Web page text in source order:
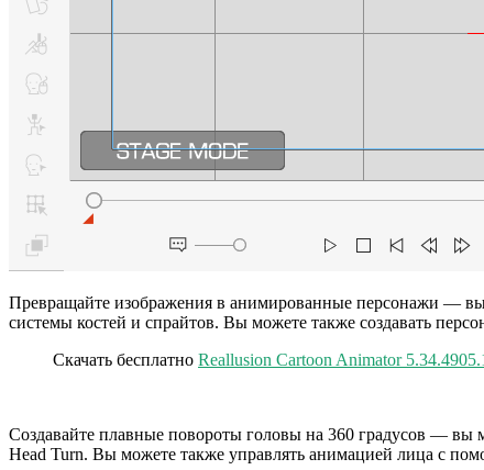
Превращайте изображения в анимированные персонажи — вы
системы костей и спрайтов. Вы можете также создавать
Скачать бесплатно Reallusion Cartoon Animator
Создавайте плавные повороты головы на 360 градусов — вы
Head Turn. Вы можете также управлять анимацией лица с